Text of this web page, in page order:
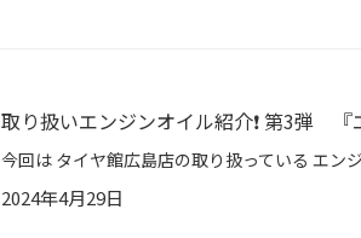
取り扱いエンジンオイル紹介❗️ 第3弾
2024年4月29日